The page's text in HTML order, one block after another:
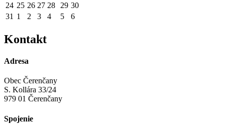
24 25 26 27 28 29 30
31 1 2 3 4 5 6
Kontakt
Adresa
Obec Čerenčany
S. Kollára 33/24
979 01 Čerenčany
Spojenie